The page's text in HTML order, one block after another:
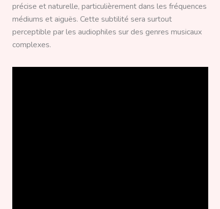
précise et naturelle, particulièrement dans les fréquences
médiums et aiguës. Cette subtilité sera surtout
perceptible par les audiophiles sur des genres musicaux
complexes.